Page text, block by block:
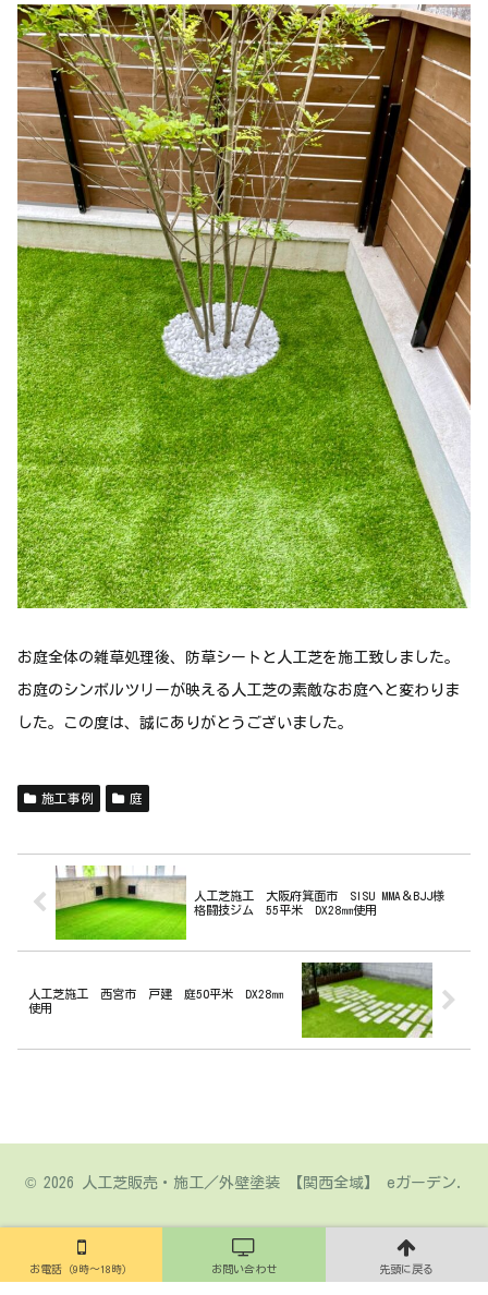
お庭全体の雑草処理後、防草シートと人工芝を施工致しました。
お庭のシンボルツリーが映える人工芝の素敵なお庭へと変わりま
した。この度は、誠にありがとうございました。
施工事例 庭
人工芝施工 大阪府箕面市 SISU MMA＆BJJ様
格闘技ジム 55平米 DX28㎜使用
人工芝施工 西宮市 戸建 庭50平米 DX28㎜
使用
© 2026 人工芝販売・施工／外壁塗装 【関西全域】 eガーデン.
お電話（9時～18時） お問い合わせ 先頭に戻る